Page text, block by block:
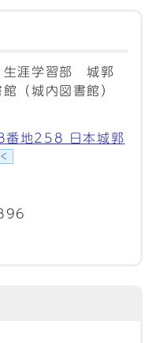
涯学習部 城郭
（城内図書館）
地258 日本城郭